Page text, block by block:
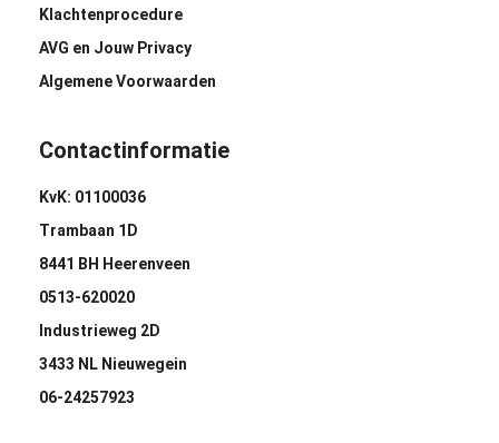
Klachtenprocedure
AVG en Jouw Privacy
Algemene Voorwaarden
Contactinformatie
KvK: 01100036
Trambaan 1D
8441 BH Heerenveen
0513-620020
Industrieweg 2D
3433 NL Nieuwegein
06-24257923